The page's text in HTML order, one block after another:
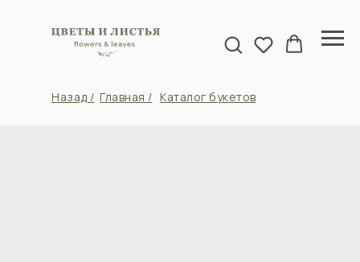
Назад / Главная / Каталог букетов